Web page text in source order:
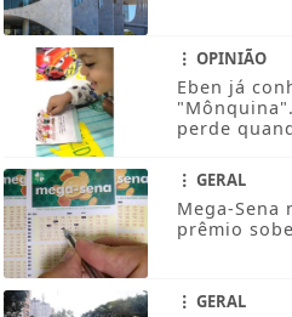
OPINIÃO
Eben já
perde
GERAL
Mega-Sena
prêmio
GERAL